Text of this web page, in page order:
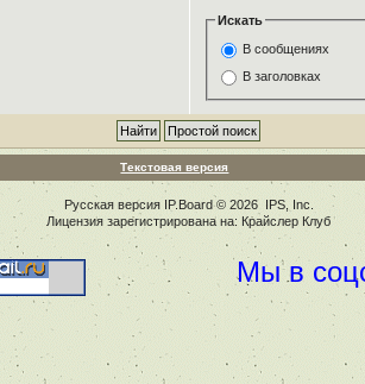
Искать
В сообщениях
В заголовках
Текстовая версия
Русская версия IP.Board© 2026 IPS, Inc
Лицензия зарегистрирована на: Крайслер Клуб
Мы в